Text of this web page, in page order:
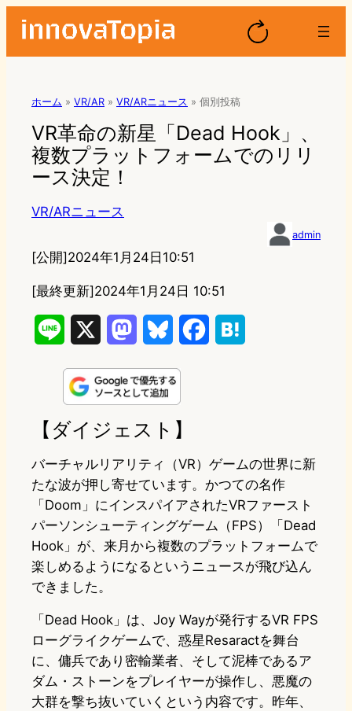
ホーム » VR/AR » VR/ARニュース » 個別投稿
VR革命の新星「Dead Hook」、
複数プラットフォームでのリリ
ース決定！
VR/ARニュース
admin
[公開]2024年1月24日10:51
[最終更新]2024年1月24日 10:51
n
e
s
d
o
u
e
k
y
o
o
k
a
【ダイジェスト】
バーチャルリアリティ（VR）ゲームの世界に新
たな波が押し寄せています。かつての名作
「Doom」にインスパイアされたVRファースト
パーソンシューティングゲーム（FPS）「Dead
Hook」が、来月から複数のプラットフォームで
楽しめるようになるというニュースが飛び込ん
できました。
「Dead Hook」は、Joy Wayが発行するVR FPS
ローグライクゲームで、惑星Resaractを舞台
に、傭兵であり密輸業者、そして泥棒であるア
ダム・ストーンをプレイヤーが操作し、悪魔の
大群を撃ち抜いていくという内容です。昨年、